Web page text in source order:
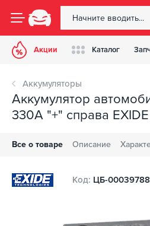
Акции Каталог
Аккумуляторы
Аккумулятор
330А "+" справа
Все о товаре Описание
Код: ЦБ-00039788